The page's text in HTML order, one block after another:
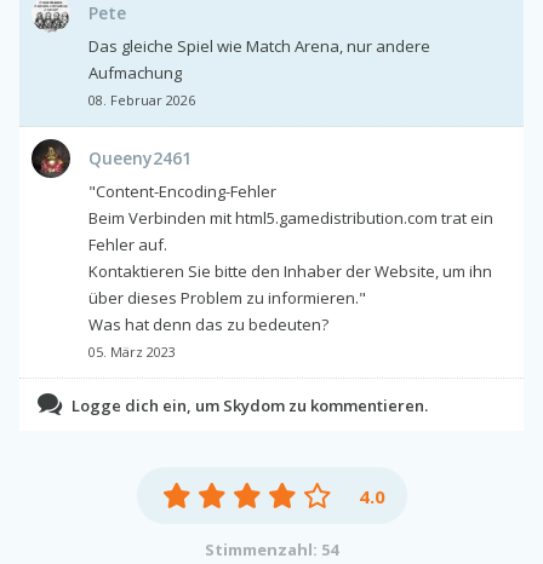
Pete
Das gleiche Spiel wie Match Arena, nur andere
Aufmachung
08. Februar 2026
Queeny2461
"Content-Encoding-Fehler
Beim Verbinden mit html5.gamedistribution.com trat ein
Fehler auf.
Kontaktieren Sie bitte den Inhaber der Website, um ihn
über dieses Problem zu informieren."
Was hat denn das zu bedeuten?
05. März 2023
Logge dich ein, um Skydom zu kommentieren.
4.0
Stimmenzahl: 54